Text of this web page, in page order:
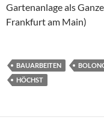
Gartenanlage als
Frankfurt am Main)
BAUARBEITEN
HÖCHST